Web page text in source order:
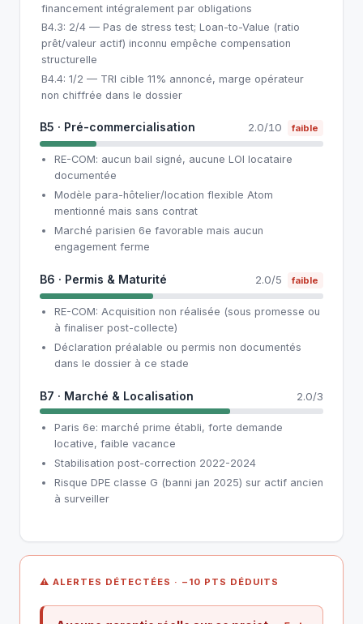
financement intégralement par obligations
B4.3: 2/4 — Pas de stress test; Loan-to-Value (ratio
prêt/valeur actif) inconnu empêche compensation
structurelle
B4.4: 1/2 — TRI cible 11% annoncé, marge opérateur
non chiffrée dans le dossier
B5 · Pré-commercialisation 2.0/10 faible
RE-COM: aucun bail signé, aucune LOI locataire
documentée
Modèle para-hôtelier/location flexible Atom
mentionné mais sans contrat
Marché parisien 6e favorable mais aucun
engagement ferme
B6 · Permis & Maturité 2.0/5 faible
RE-COM: Acquisition non réalisée (sous promesse ou
à finaliser post-collecte)
Déclaration préalable ou permis non documentés
dans le dossier à ce stade
B7 · Marché & Localisation 2.0/3
Paris 6e: marché prime établi, forte demande
locative, faible vacance
Stabilisation post-correction 2022-2024
Risque DPE classe G (banni jan 2025) sur actif ancien
à surveiller
⚠ ALERTES DÉTECTÉES · −10 PTS DÉDUITS